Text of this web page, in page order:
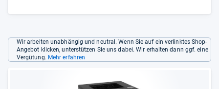
Wir arbeiten unabhängig und neutral. Wenn Sie auf ein verlinktes Shop-
Angebot klicken, unterstützen Sie uns dabei. Wir erhalten dann ggf. eine
Vergütung. Mehr erfahren